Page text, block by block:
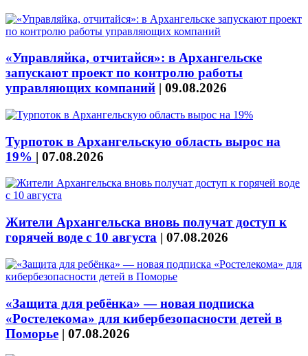
«Управляйка, отчитайся»: в Архангельске
запускают проект по контролю работы
управляющих компаний | 09.08.2026
Турпоток в Архангельскую область вырос на
19% | 07.08.2026
Жители Архангельска вновь получат доступ к
горячей воде с 10 августа | 07.08.2026
«Защита для ребёнка» — новая подписка
«Ростелекома» для кибербезопасности детей в
Поморье | 07.08.2026